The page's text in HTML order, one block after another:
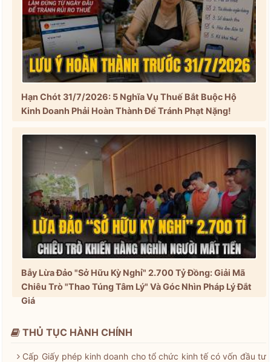
Hạn Chót 31/7/2026: 5 Nghĩa Vụ Thuế Bắt Buộc Hộ
Kinh Doanh Phải Hoàn Thành Để Tránh Phạt Nặng!
Bẫy Lừa Đảo "Sở Hữu Kỳ Nghỉ" 2.700 Tỷ Đồng: Giải Mã
Chiêu Trò "Thao Túng Tâm Lý" Và Góc Nhìn Pháp Lý Đắt
Giá
THỦ TỤC HÀNH CHÍNH
Cấp Giấy phép kinh doanh cho tổ chức kinh tế có vốn đầu tư